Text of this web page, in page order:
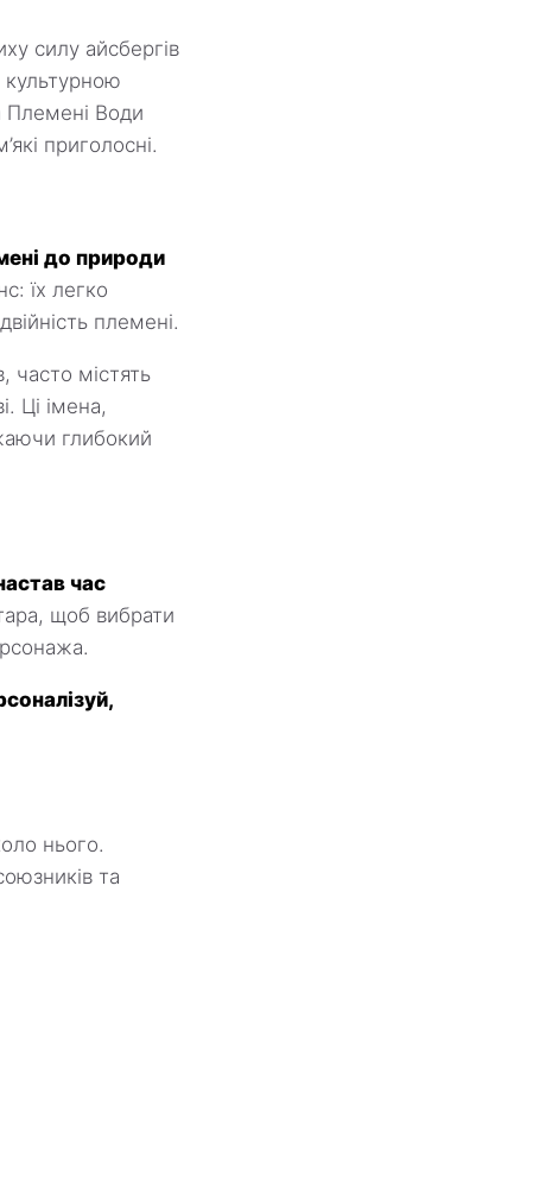
силу айсбергів
Племені Води
приголосні.
до природи
їх легко
племені.
часто містять
Ці імена,
глибокий
час
щоб вибрати
нього.
та